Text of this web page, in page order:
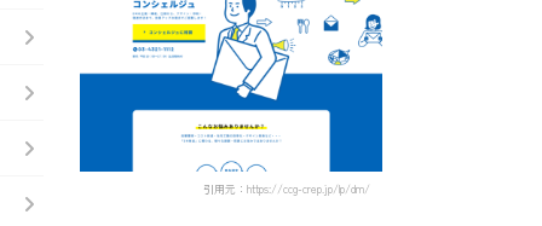
引用元：https://ccg-crep.jp/lp/dm/